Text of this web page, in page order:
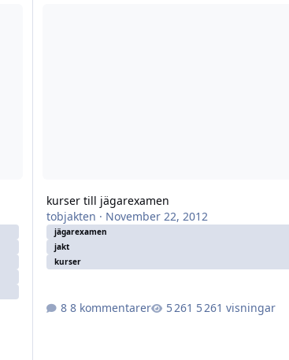
kurser till jägarexamen
tobjakten · November 22, 2012
jägarexamen
jakt
kurser
8 kommentarer 5 261 visningar